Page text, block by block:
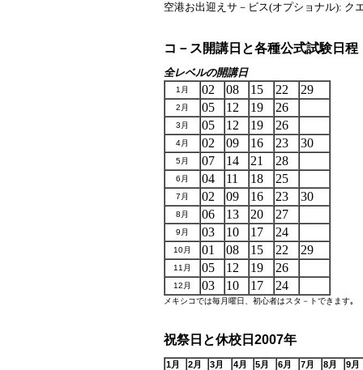
空港お出迎えサ－ビス(オプショナル): ク
コ－ス開講日と各種公式試験日程
全レベルの開講日
1 月 02 08 15 22 29
2 月 05 12 19 26
3 月 05 12 19 26
4月 02 09 16 23 30
5月 07 14 21 28
6 月 04 11 18 25
7 月 02 09 16 23 30
8 月 06 13 20 27
9 月 03 10 17 24
10月 01 08 15 22 29
11 月 05 12 19 26
12 月 03 10 17 24
メキシコでは毎月曜日、初心者はスタ－トできます｡
祝祭日と休校日 2007年
1月 2月 3月 4月 5月 6月 7月 8月 9月